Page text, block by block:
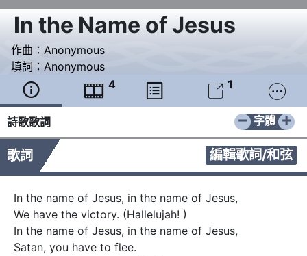
In the Name of Jesus
作曲： Anonymous
填詞： Anonymous
  4   1 
詩歌歌詞 − +
字體
歌詞 編輯歌詞/和弦
In the name of Jesus, in the name of Jesus,
We have the victory. (Hallelujah! )
In the name of Jesus, in the name of Jesus,
Satan, you have to flee.